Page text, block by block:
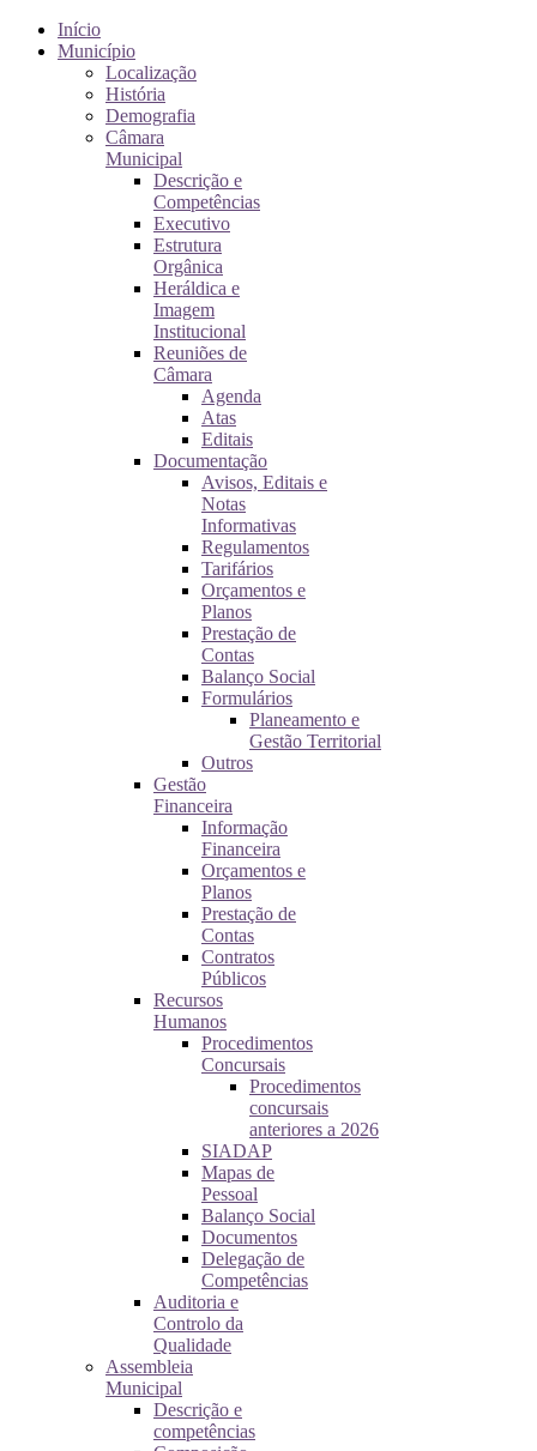
Início
Município
Localização
História
Demografia
Câmara
Municipal
Descrição e
Competências
Executivo
Estrutura
Orgânica
Heráldica e
Imagem
Institucional
Reuniões de
Câmara
Agenda
Atas
Editais
Documentação
Avisos, Editais e
Notas
Informativas
Regulamentos
Tarifários
Orçamentos e
Planos
Prestação de
Contas
Balanço Social
Formulários
Planeamento e
Gestão Territorial
Outros
Gestão
Financeira
Informação
Financeira
Orçamentos e
Planos
Prestação de
Contas
Contratos
Públicos
Recursos
Humanos
Procedimentos
Concursais
Procedimentos
concursais
anteriores a 2026
SIADAP
Mapas de
Pessoal
Balanço Social
Documentos
Delegação de
Competências
Auditoria e
Controlo da
Qualidade
Assembleia
Municipal
Descrição e
competências